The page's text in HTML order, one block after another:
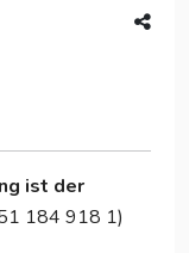
ist der
184 918 1)